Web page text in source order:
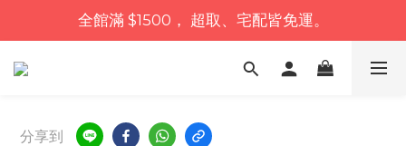
全館滿 $1500， 超取、宅配皆免運。
分享到